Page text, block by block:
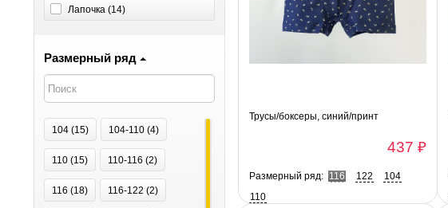
Лапочка (14)
Размерный ряд
104 (15) 104-110 (4)
110 (15) 110-116 (2)
116 (18) 116-122 (2)
Трусы/боксеры, синий/принт
437 ₽
Размерный ряд: 116 122
104
110